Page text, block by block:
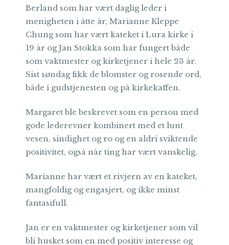
Berland som har vært daglig leder i
menigheten i åtte år, Marianne Kleppe
Chung som har vært kateket i Lura kirke i
19 år og Jan Stokka som har fungert både
som vaktmester og kirketjener i hele 23 år.
Sist søndag fikk de blomster og rosende ord,
både i gudstjenesten og på kirkekaffen.
Margaret ble beskrevet som en person med
gode lederevner kombinert med et lunt
vesen, sindighet og ro og en aldri sviktende
positivitet, også når ting har vært vanskelig.
Marianne har vært et rivjern av en kateket,
mangfoldig og engasjert, og ikke minst
fantasifull.
Jan er en vaktmester og kirketjener som vil
bli husket som en med positiv interesse og